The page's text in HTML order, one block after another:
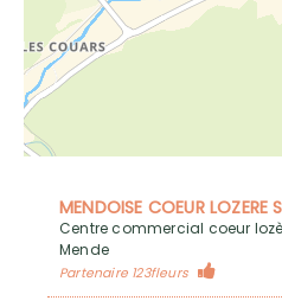
MENDOISE COEUR LOZERE
Centre commercial coeur
Mende
Partenaire 123fleurs